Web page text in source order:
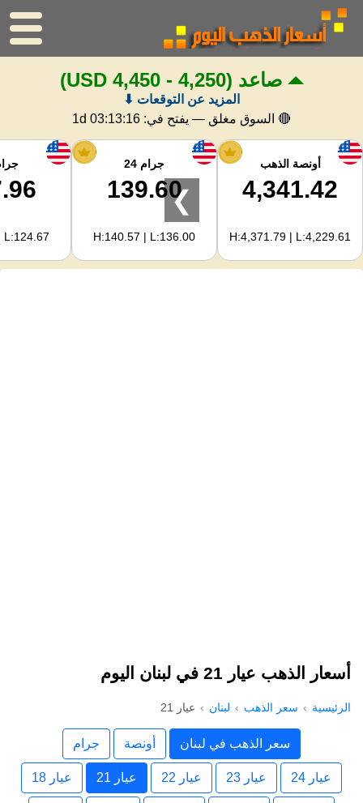
الرئيسية
سعر الذهب
اسعار الفضه
حاسبة الذهب
لمشرفي المواقع
صاعد (4,250 - 4,450 USD)
المزيد عن التوقعات ⬇
🔴 السوق مغلق — يفتح في: 1d 03:13:16
أونصة الذهب
4,341.42
H:4,371.79 | L:4,229.61
جرام 24
139.60
H:140.57 | L:136.00
L:124.67
❯
أسعار الذهب عيار 21 في لبنان اليوم
الرئيسية سعر الذهب لبنان عيار 21
سعر الذهب في لبنان أونصة جرام
عيار 24 عيار 23 عيار 22 عيار 21 عيار 18